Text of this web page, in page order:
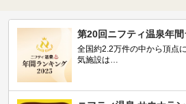
第20回ニフティ温泉年
全国約2.2万件の中から頂点
気施設は…